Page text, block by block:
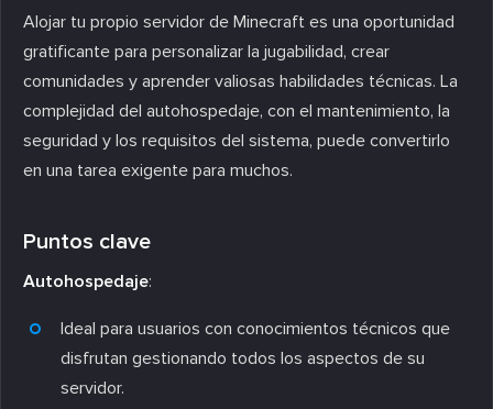
Alojar tu propio servidor de Minecraft es una oportunidad
gratificante para personalizar la jugabilidad, crear
comunidades y aprender valiosas habilidades técnicas. La
complejidad del autohospedaje, con el mantenimiento, la
seguridad y los requisitos del sistema, puede convertirlo
en una tarea exigente para muchos.
Puntos clave
Autohospedaje:
Ideal para usuarios con conocimientos técnicos que
disfrutan gestionando todos los aspectos de su
servidor.